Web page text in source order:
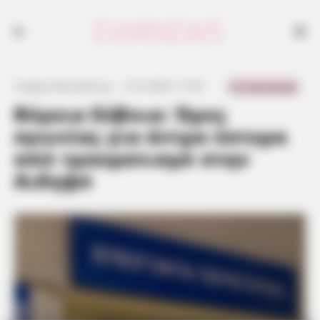
Βόρεια Εύβοια: Ώρες
αγωνίας για άντρα ύστερα
από τραυματισμό στην
Αιδηψό